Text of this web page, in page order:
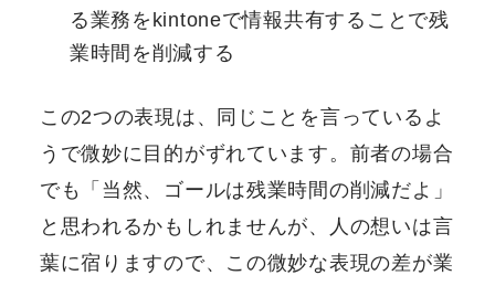
る業務をkintoneで情報共有することで残
業時間を削減する
この2つの表現は、同じことを言っているよ
うで微妙に目的がずれています。前者の場合
でも「当然、ゴールは残業時間の削減だよ」
と思われるかもしれませんが、人の想いは言
葉に宿りますので、この微妙な表現の差が業